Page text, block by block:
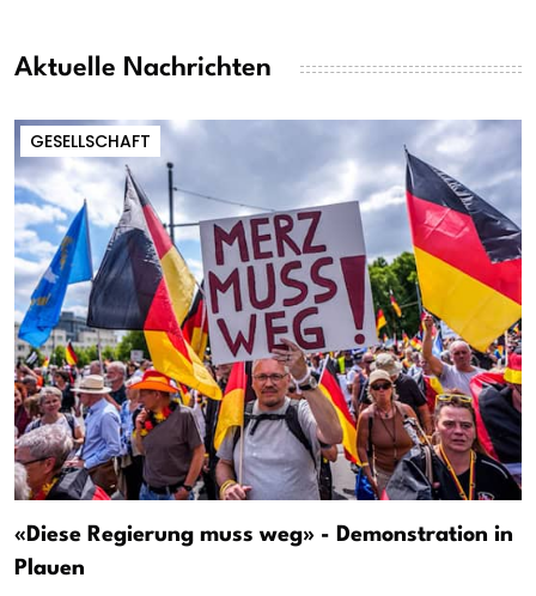
Aktuelle Nachrichten
GESELLSCHAFT
«Diese Regierung muss weg» - Demonstration in
Plauen